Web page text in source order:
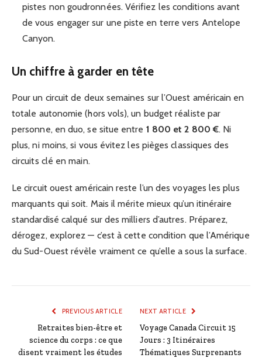
pistes non goudronnées. Vérifiez les conditions avant
de vous engager sur une piste en terre vers Antelope
Canyon.
Un chiffre à garder en tête
Pour un circuit de deux semaines sur l’Ouest américain en
totale autonomie (hors vols), un budget réaliste par
personne, en duo, se situe entre 1 800 et 2 800 €. Ni
plus, ni moins, si vous évitez les pièges classiques des
circuits clé en main.
Le circuit ouest américain reste l’un des voyages les plus
marquants qui soit. Mais il mérite mieux qu’un itinéraire
standardisé calqué sur des milliers d’autres. Préparez,
dérogez, explorez — c’est à cette condition que l’Amérique
du Sud-Ouest révèle vraiment ce qu’elle a sous la surface.
PREVIOUS ARTICLE
Retraites bien-être et
science du corps : ce que
disent vraiment les études
NEXT ARTICLE
Voyage Canada Circuit 15
Jours : 3 Itinéraires
Thématiques Surprenants